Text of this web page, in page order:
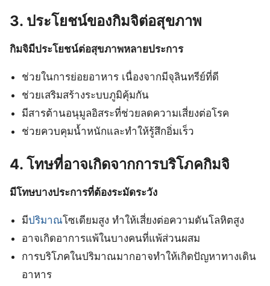
3. ประโยชน์ของกิมจิต่อสุขภาพ
กิมจิมีประโยชน์ต่อสุขภาพหลายประการ
ช่วยในการย่อยอาหาร เนื่องจากมีจุลินทรีย์ที่ดี
ช่วยเสริมสร้างระบบภูมิคุ้มกัน
มีสารต้านอนุมูลอิสระที่ช่วยลดความเสี่ยงต่อโรค
ช่วยควบคุมน้ำหนักและทำให้รู้สึกอิ่มเร็ว
4. โทษที่อาจเกิดจากการบริโภคกิมจิ
มีโทษบางประการที่ต้องระมัดระวัง
มีปริมาณโซเดียมสูง ทำให้เสี่ยงต่อความดันโลหิตสูง
อาจเกิดอาการแพ้ในบางคนที่แพ้ส่วนผสม
การบริโภคในปริมาณมากอาจทำให้เกิดปัญหาทางเดิน
อาหาร